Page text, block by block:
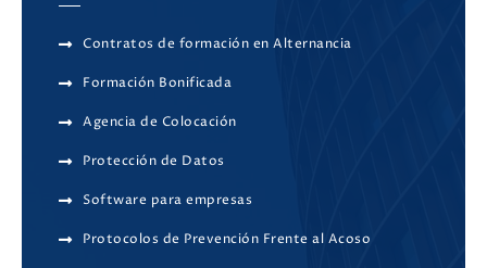
Contratos de formación en Alternancia
Formación Bonificada
Agencia de Colocación
Protección de Datos
Software para empresas
Protocolos de Prevención Frente al Acoso